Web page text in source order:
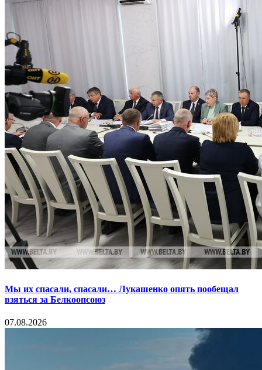
Мы их спасали, спасали… Лукашенко опять пообещал
взяться за Белкоопсоюз
07.08.2026